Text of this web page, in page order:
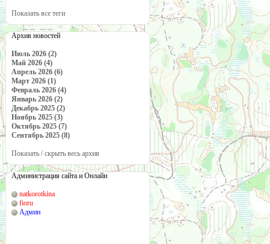
Показать все теги
Архив новостей
Июль 2026 (2)
Май 2026 (4)
Апрель 2026 (6)
Март 2026 (1)
Февраль 2026 (4)
Январь 2026 (2)
Декабрь 2025 (2)
Ноябрь 2025 (3)
Октябрь 2025 (7)
Сентябрь 2025 (8)
Показать / скрыть весь архив
Администрация сайта и Онлайн
natkorotkina
fioru
Админ